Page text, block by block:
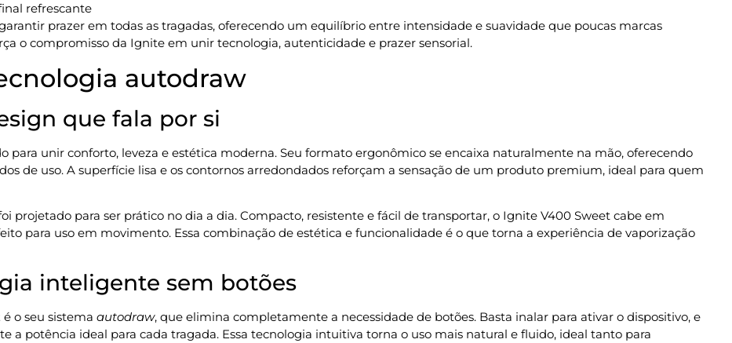
refrescante
prazer em todas as tragadas, oferecendo um equilíbrio entre intensidade e suavidade que poucas marcas
o compromisso da Ignite em unir tecnologia, autenticidade e prazer sensorial.
autodraw
que fala por si
para unir conforto, leveza e estética moderna. Seu formato ergonômico se encaixa naturalmente na mão, oferecendo
de uso. A superfície lisa e os contornos arredondados reforçam a sensação de um produto premium, ideal para quem
projetado para ser prático no dia a dia. Compacto, resistente e fácil de transportar, o Ignite V400 Sweet cabe em
para uso em movimento. Essa combinação de estética e funcionalidade é o que torna a experiência de vaporização
inteligente sem botões
é o seu sistema autodraw, que elimina completamente a necessidade de botões. Basta inalar para ativar o dispositivo, e
potência ideal para cada tragada. Essa tecnologia intuitiva torna o uso mais natural e fluido, ideal tanto para